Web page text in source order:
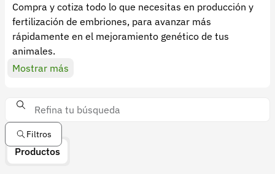
Compra y cotiza todo lo que necesitas en producción y
fertilización de embriones, para avanzar más
rápidamente en el mejoramiento genético de tus
animales.
Mostrar más
Filtros
Productos
Términos y condiciones
Política de devoluciones
Política de privacidad
Iniciar sesión
Registrarse